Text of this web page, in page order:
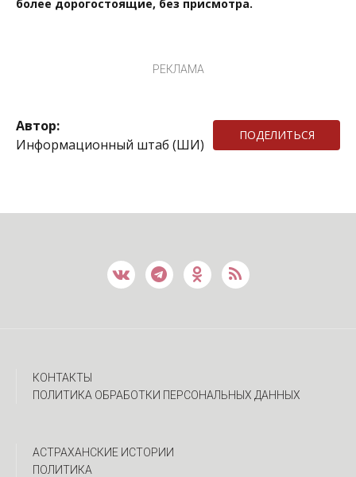
более дорогостоящие, без присмотра.
РЕКЛАМА
Автор:
Информационный штаб (ШИ)
ПОДЕЛИТЬСЯ
КОНТАКТЫ
ПОЛИТИКА ОБРАБОТКИ ПЕРСОНАЛЬНЫХ ДАННЫХ
АСТРАХАНСКИЕ ИСТОРИИ
ПОЛИТИКА